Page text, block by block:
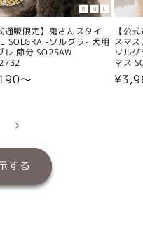
通販限定】鬼さんスタイ
SOLGRA -ソルグラ- 犬用
レ 節分 SO25AW
〜
【公
スマ
ソル
マス
通
する